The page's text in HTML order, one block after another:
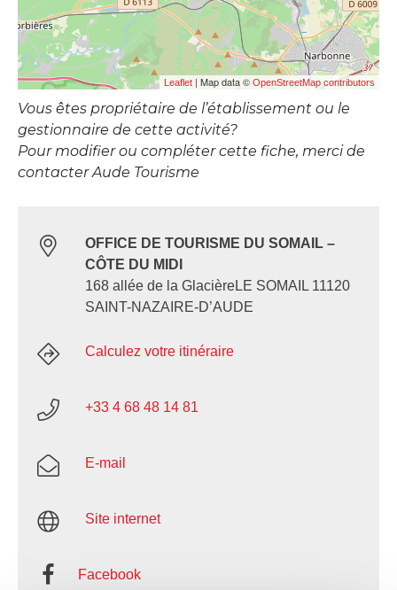
Leaflet | Map data © OpenStreetMap contributors
Vous êtes propriétaire de l’établissement ou le
gestionnaire de cette activité?
Pour modifier ou compléter cette fiche, merci de
contacter Aude Tourisme
OFFICE DE TOURISME DU SOMAIL –
CÔTE DU MIDI
168 allée de la GlacièreLE SOMAIL 11120
SAINT-NAZAIRE-D’AUDE
Calculez votre itinéraire
+33 4 68 48 14 81
E-mail
Site internet
Facebook